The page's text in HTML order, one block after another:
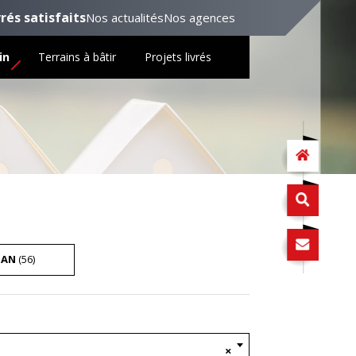
Terrains à bâtir Projets livrés
satisfaitsNos actualitésNos agences
(56)
×